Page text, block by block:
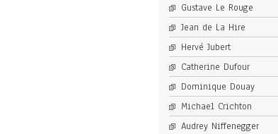
Gustave Le Rouge
Jean de La Hire
Hervé Jubert
Catherine Dufour
Dominique Douay
Michael Crichton
Audrey Niffenegger